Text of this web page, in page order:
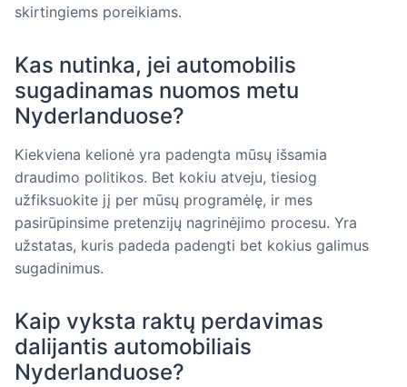
skirtingiems poreikiams.
Kas nutinka, jei automobilis
sugadinamas nuomos metu
Nyderlanduose?
Kiekviena kelionė yra padengta mūsų išsamia
draudimo politikos. Bet kokiu atveju, tiesiog
užfiksuokite jį per mūsų programėlę, ir mes
pasirūpinsime pretenzijų nagrinėjimo procesu. Yra
užstatas, kuris padeda padengti bet kokius galimus
sugadinimus.
Kaip vyksta raktų perdavimas
dalijantis automobiliais
Nyderlanduose?